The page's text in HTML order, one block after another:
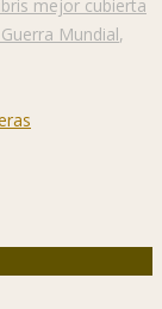
mejor cubierta
Mundial,